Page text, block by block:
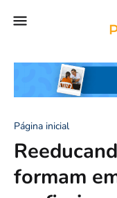
Página inicial
formam